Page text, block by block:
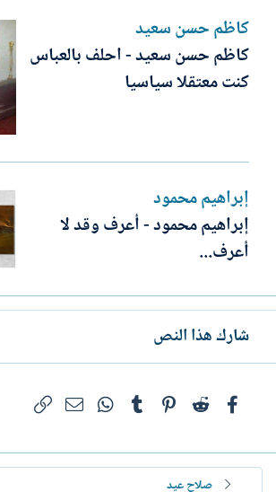
كاظم حسن سعيد
كاظم حسن سعيد - احلف بالعباس
كنت معتقلا سياسيا‏
إبراهيم محمود
إبراهيم محمود - أعرف وقد لا
أعرف...
شارك هذا النص
فيسبوكReddit
Pinterest
Tumblr
WhatsApp
البريد
صلاح عيد